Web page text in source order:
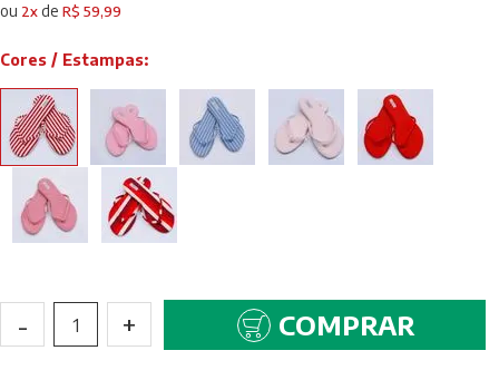
ou 2xdeR$ 59,99
Cores / Estampas:
- 1 + COMPRAR